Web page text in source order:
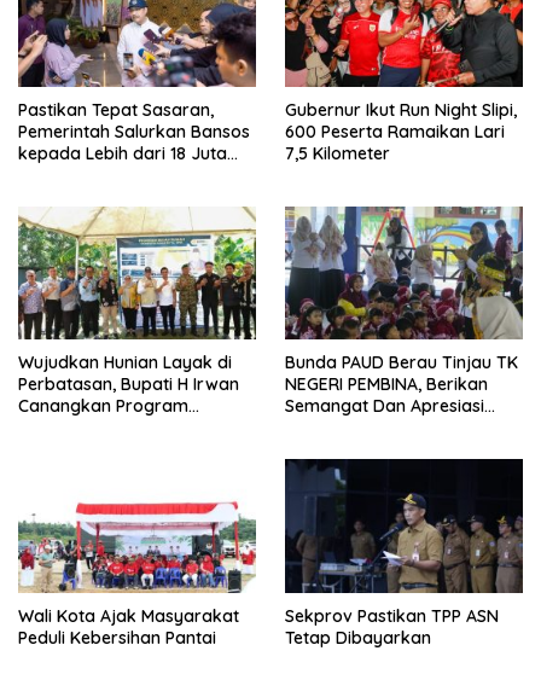
Pastikan Tepat Sasaran,
Pemerintah Salurkan Bansos
kepada Lebih dari 18 Juta
Gubernur Ikut Run Night Slipi,
600 Peserta Ramaikan Lari
7,5 Kilometer
Wujudkan Hunian Layak di
Perbatasan, Bupati H Irwan
Canangkan Program
Bunda PAUD Berau Tinjau TK
NEGERI PEMBINA, Berikan
Semangat Dan Apresiasi
Wali Kota Ajak Masyarakat
Peduli Kebersihan Pantai
Sekprov Pastikan TPP ASN
Tetap Dibayarkan